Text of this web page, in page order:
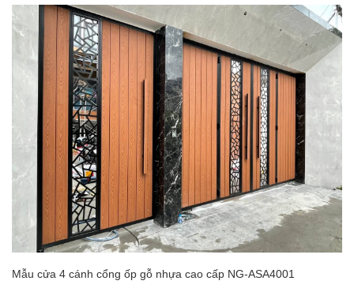
Mẫu cửa 4 cánh cổng ốp gỗ nhựa cao cấp NG-ASA4001